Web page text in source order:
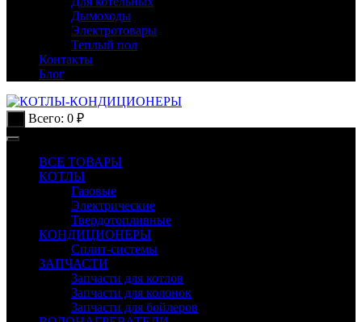
Дымоходы
Электротовары
Теплый пол
Контакты
Блог
Всего: 0 ₽
ВСЕ ТОВАРЫ
КОТЛЫ
Газовые
Электрические
Твердотопливные
КОНДИЦИОНЕРЫ
Сплит-системы
ЗАПЧАСТИ
Запчасти для котлов
Запчасти для колонок
Запчасти для бойлеров